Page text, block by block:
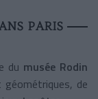
PARIS
du musée Rodin
géométriques, de